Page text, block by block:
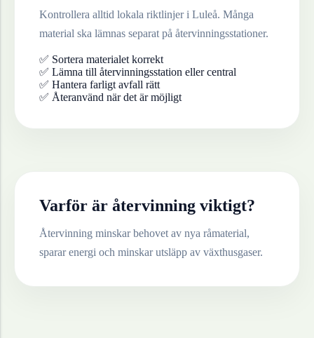
Kontrollera alltid lokala riktlinjer i Luleå. Många
material ska lämnas separat på återvinningsstationer.
✅ Sortera materialet korrekt
✅ Lämna till återvinningsstation eller central
✅ Hantera farligt avfall rätt
✅ Återanvänd när det är möjligt
Varför är återvinning viktigt?
Återvinning minskar behovet av nya råmaterial,
sparar energi och minskar utsläpp av växthusgaser.